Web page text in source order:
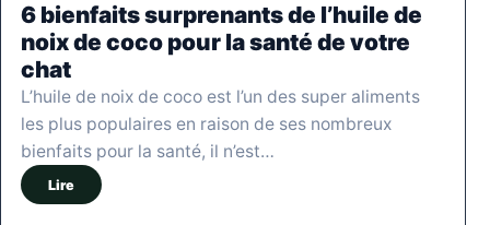
6 bienfaits surprenants de l’huile de
noix de coco pour la santé de votre
chat
L’huile de noix de coco est l’un des super aliments
les plus populaires en raison de ses nombreux
bienfaits pour la santé, il n’est…
Lire